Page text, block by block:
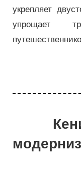
укрепляет
упрощает